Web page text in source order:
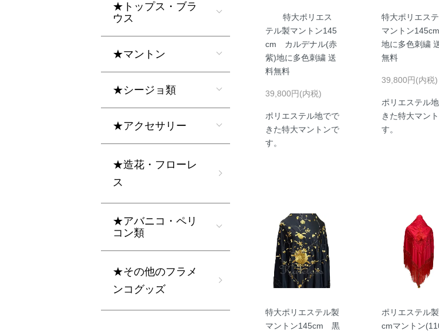
特大ポリエス
テル製マントン145
cm カルデナル(赤
紫)地に多色刺繍 送
料無料
39,800円(内税)
ポリエステル地でで
きた特大マントンで
す。
特大ポリエス
マントン
地に多色刺繍
無料
39,800円(内税)
ポリエステル
きた特大マン
す。
特大ポリエステル製
マントン145cm 黒
ポリエステル
cmマントン
★トップス・ブラ
ウス
★マントン
★シージョ類
★アクセサリー
★造花・フローレ
ス
★アバニコ・ペリ
コン類
★その他のフラメ
ンコグッズ